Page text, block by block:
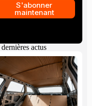
S'abonner
maintenant
actus